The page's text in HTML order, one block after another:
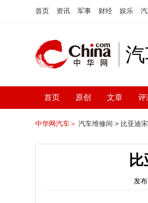
首页 资讯 军事 财经 娱乐
首页 原创 文章 评
中华网汽车＞ 汽车维修间 > 比亚迪
发